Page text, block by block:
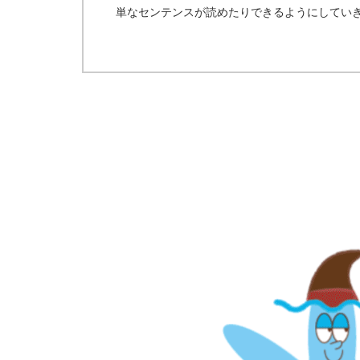
単なセンテンスが読めたりできるようにしてい